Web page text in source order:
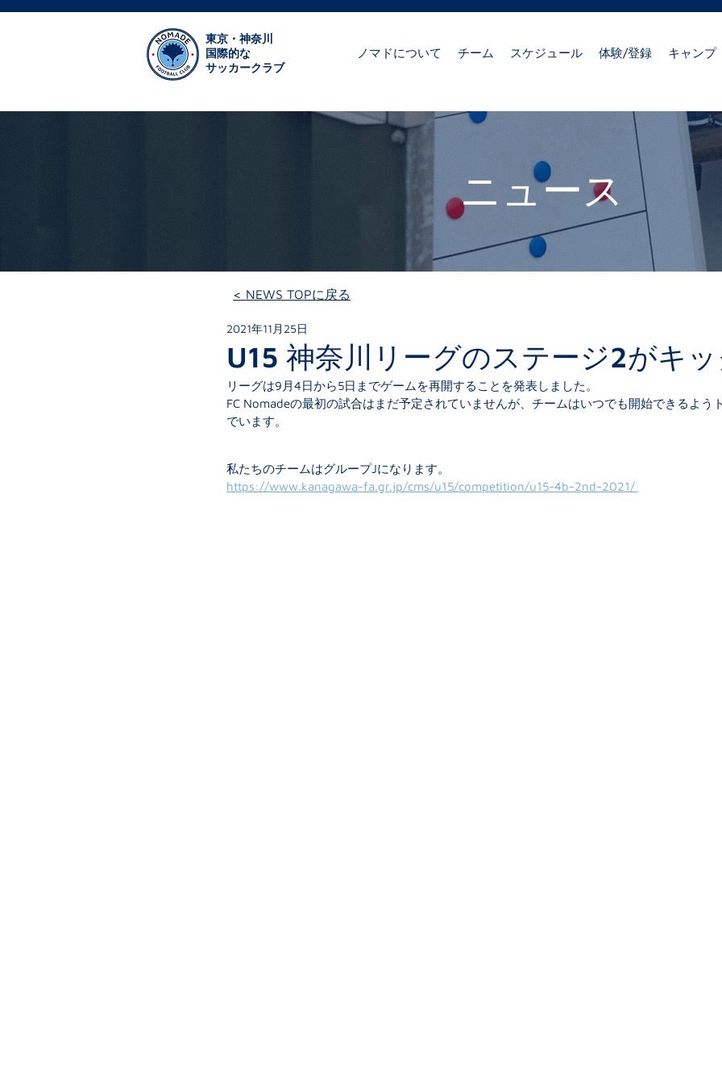
東京・神奈川
国際的な
サッカークラブ
ノマドについて チーム スケジュール 体験/登録 キャンプ
ニュース
< NEWS TOPに戻る
U15 神奈川リーグのステージ2がキ
2021年11月25日
リーグは9月4日から5日までゲームを再開することを発表しました。
FC Nomadeの最初の試合はまだ予定されていませんが、チームはいつでも開始できるよう
でいます。
私たちのチームはグループJになります。
https://www.kanagawa-fa.gr.jp/cms/u15/competition/u15-4b-2nd-2021/